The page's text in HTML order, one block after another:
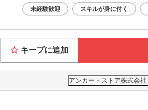
未経験歓迎 スキルが身に付く
キープに追加
アンカー・ストア株式会